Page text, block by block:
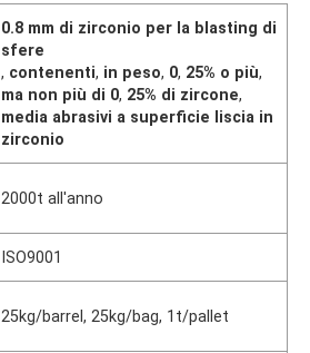
0.8 mm di zirconio per la blasting di
sfere
, contenenti, in peso, 0, 25% o più,
ma non più di 0, 25% di zircone,
media abrasivi a superficie liscia in
zirconio
2000t all'anno
ISO9001
25kg/barrel, 25kg/bag, 1t/pallet